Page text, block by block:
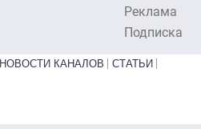
Реклама
Подписка
НОВОСТИ КАНАЛОВ
СТАТЬИ